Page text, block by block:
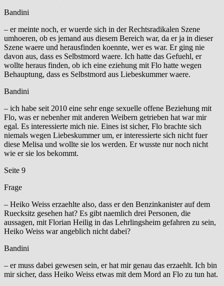
Bandini
– er meinte noch, er wuerde sich in der Rechtsradikalen Szene
umhoeren, ob es jemand aus diesem Bereich war, da er ja in dieser
Szene waere und herausfinden koennte, wer es war. Er ging nie
davon aus, dass es Selbstmord waere. Ich hatte das Gefuehl, er
wollte heraus finden, ob ich eine eziehung mit Flo hatte wegen
Behauptung, dass es Selbstmord aus Liebeskummer waere.
Bandini
– ich habe seit 2010 eine sehr enge sexuelle offene Beziehung mit
Flo, was er nebenher mit anderen Weibern getrieben hat war mir
egal. Es interessierte mich nie. Eines ist sicher, Flo brachte sich
niemals wegen Liebeskummer um, er interessierte sich nicht fuer
diese Melisa und wollte sie los werden. Er wusste nur noch nicht
wie er sie los bekommt.
Seite 9
Frage
– Heiko Weiss erzaehlte also, dass er den Benzinkanister auf dem
Ruecksitz gesehen hat? Es gibt naemlich drei Personen, die
aussagen, mit Florian Heilig in das Lehrlingsheim gefahren zu sein,
Heiko Weiss war angeblich nicht dabei?
Bandini
– er muss dabei gewesen sein, er hat mir genau das erzaehlt. Ich bin
mir sicher, dass Heiko Weiss etwas mit dem Mord an Flo zu tun hat.